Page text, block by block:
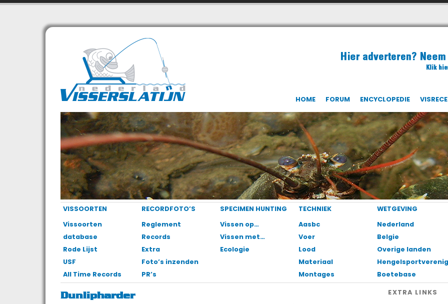
HOME FORUM ENCYCLOPEDIE
VISSOORTEN
Vissoorten
database
Rode Lijst
USF
All Time Records
RECORDFOTO’S
Reglement
Records
Extra
Foto’s inzenden
PR’s
SPECIMEN HUNTING
Vissen op…
Vissen met…
Ecologie
TECHNIEK
Aasbc
Voer
Lood
Materiaal
Montages
WETGEVING
Nederland
Belgie
Overige landen
Boetebase
Dunlipharder
EXTRA LINKS